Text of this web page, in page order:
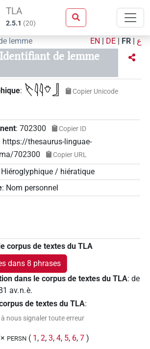
TLA
2.5.1 (20)
lemme EN | DE | FR | ع
de lemme
: 𓌸𓇋𓇋𓄣𓃀 Copier Unicode
: 702300 Copier ID
https://thesaurus-linguae-
702300
Copier URL
Hiéroglyphique / hiératique
: Nom personnel
corpus de textes du TLA
dans 8 phrases
dans le corpus de textes du TLA: de
av. n. è.
de textes du TLA:
à nous signaler toute erreur
PERSN ( 1 , 2, 3, 4, 5, 6, 7 )